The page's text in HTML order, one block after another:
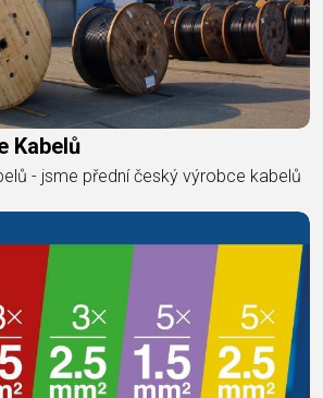
Kabelů
- jsme přední český výrobce kabelů